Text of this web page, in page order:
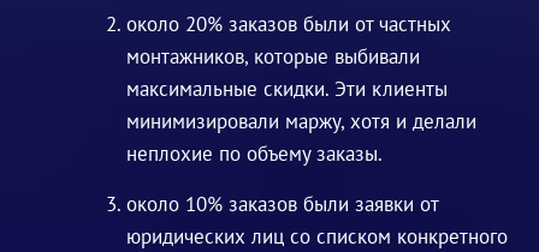
около 20% заказов были от частных
монтажников, которые выбивали
максимальные скидки. Эти клиенты
минимизировали маржу, хотя и делали
неплохие по объему заказы.
около 10% заказов были заявки от
юридических лиц со списком конкретного